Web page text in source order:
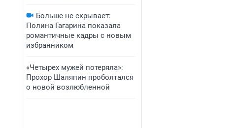
Больше не скрывает:
Полина Гагарина показала
романтичные кадры с новым
избранником
«Четырех мужей потеряла»:
Прохор Шаляпин проболтался
о новой возлюбленной